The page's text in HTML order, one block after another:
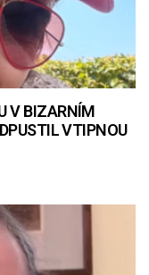
V BIZARNÍM
VTIPNOU